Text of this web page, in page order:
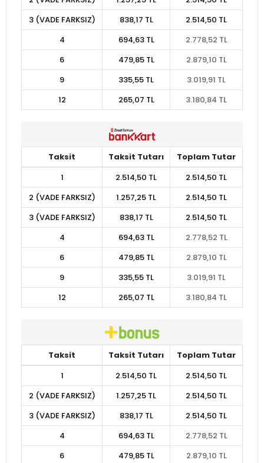
3 (VADE FARKSIZ)
838,17 TL
2.514,50 TL
4
694,63 TL
2.778,52 TL
6
479,85 TL
2.879,10 TL
9
335,55 TL
3.019,91 TL
12
265,07 TL 3.180,84 TL
Taksit Taksit Tutarı
Toplam Tutar
1
2.514,50 TL
2.514,50 TL
2 (VADE FARKSIZ)
1.257,25 TL
2.514,50 TL
3 (VADE FARKSIZ)
838,17 TL
2.514,50 TL
4
694,63 TL
2.778,52 TL
6
479,85 TL
2.879,10 TL
9
335,55 TL
3.019,91 TL
12
265,07 TL 3.180,84 TL
Taksit Taksit Tutarı
Toplam Tutar
1
2.514,50 TL
2.514,50 TL
2 (VADE FARKSIZ)
1.257,25 TL
2.514,50 TL
3 (VADE FARKSIZ)
838,17 TL
2.514,50 TL
4
694,63 TL
2.778,52 TL
6
479,85 TL 2.879,10 TL